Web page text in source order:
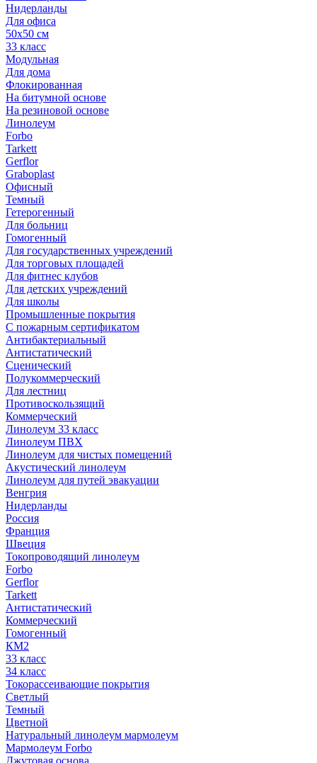
Нидерланды
Для офиса
50х50 см
33 класс
Модульная
Для дома
Флокированная
На битумной основе
На резиновой основе
Линолеум
Forbo
Tarkett
Gerflor
Graboplast
Офисный
Темный
Гетерогенный
Для больниц
Гомогенный
Для государственных учреждений
Для торговых площадей
Для фитнес клубов
Для детских учреждений
Для школы
Промышленные покрытия
С пожарным сертификатом
Антибактериальный
Антистатический
Сценический
Полукоммерческий
Для лестниц
Противоскользящий
Коммерческий
Линолеум 33 класс
Линолеум ПВХ
Линолеум для чистых помещений
Акустический линолеум
Линолеум для путей эвакуации
Венгрия
Нидерланды
Россия
Франция
Швеция
Токопроводящий линолеум
Forbo
Gerflor
Tarkett
Антистатический
Коммерческий
Гомогенный
КМ2
33 класс
34 класс
Токорассеивающие покрытия
Светлый
Темный
Цветной
Натуральный линолеум мармолеум
Мармолеум Forbo
Джутовая основа